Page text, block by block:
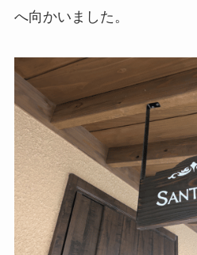
へ向かいました。